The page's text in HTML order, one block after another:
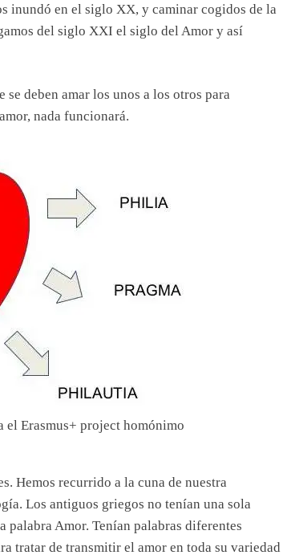
inundó en el siglo XX, y caminar cogidos de la
del siglo XXI el siglo del Amor y así
deben amar los unos a los otros para
nada funcionará.
Erasmus+ project homónimo
Hemos recurrido a la cuna de nuestra
Los antiguos griegos no tenían una sola
palabra Amor. Tenían palabras diferentes
tratar de transmitir el amor en toda su variedad